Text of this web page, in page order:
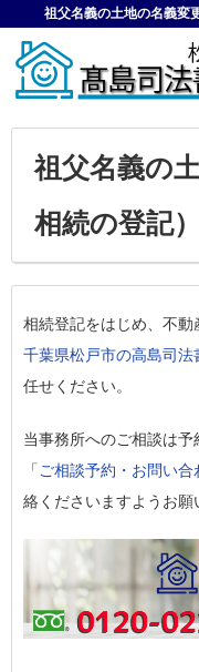
祖父名義の土地の名義変
祖父名義の
相続の登記）
相続登記をはじめ、不動
千葉県松戸市の高島司法
任せください。
当事務所へのご相談は予
「 ご相談予約・お問い合
絡くださいますようお願